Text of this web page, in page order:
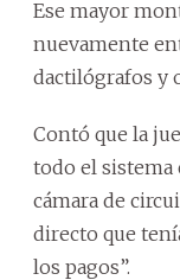
Ese mayor
nuevamente
dactilógrafos y
Contó que la
todo el sistema
cámara de
directo que
los pagos”.